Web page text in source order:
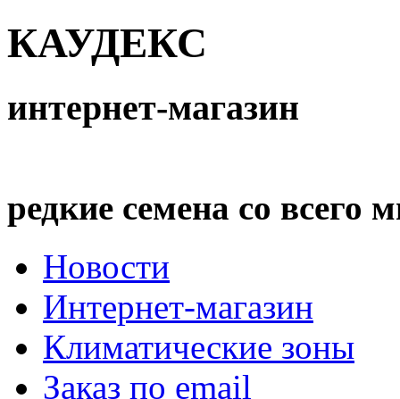
КАУДЕКС
интернет-магазин
редкие семена со всего
Новости
Интернет-магазин
Климатические зоны
Заказ по email